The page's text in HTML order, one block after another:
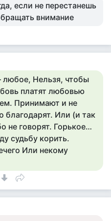
если не перестанешь
внимание
любое, Нельзя, чтобы
платят любовью
Принимают и не
Или (и так
не говорят. Горькое…
судьбу корить.
Или некому